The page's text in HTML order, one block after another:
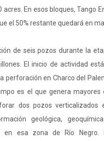
En esos bloques, Tango
el 50% restante quedará en
de seis pozos durante la
El inicio de actividad
perforación en Charco del
es el que genera
dos pozos
geológica,
en esa zona de Río Negro.